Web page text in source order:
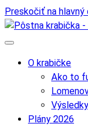
Preskočiť na hlavný
O krabičke
Ako to
Plány 2026